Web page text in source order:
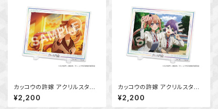
カッコウの許嫁 アクリルスタン
ドボード (天野エリカ)
¥2,200
カッコウの許嫁 アクリルスタン
ドボード (天野エリカ・瀬川ひろ)
¥2,200